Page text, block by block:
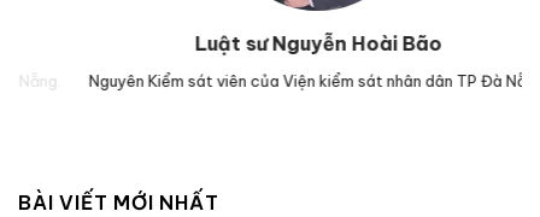
Luật sư Nguyễn Hoài Bão
Nguyên Kiểm sát viên của Viện kiểm sát nhân dân TP Đà Nẵng.
BÀI VIẾT MỚI NHẤT